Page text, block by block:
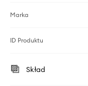
Marka
ID Produktu
Skład